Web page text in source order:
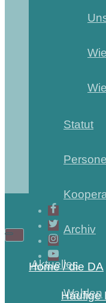
Statut
Archiv
Aktuelles
Wahlen
Home / die DA
Häufige